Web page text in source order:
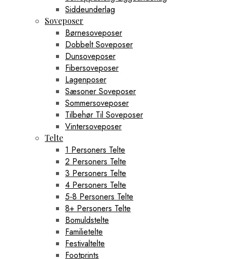
Siddeunderlag
Soveposer
Børnesoveposer
Dobbelt Soveposer
Dunsoveposer
Fibersoveposer
Lagenposer
Sæsoner Soveposer
Sommersoveposer
Tilbehør Til Soveposer
Vintersoveposer
Telte
1 Personers Telte
2 Personers Telte
3 Personers Telte
4 Personers Telte
5-8 Personers Telte
8+ Personers Telte
Bomuldstelte
Familietelte
Festivaltelte
Footprints